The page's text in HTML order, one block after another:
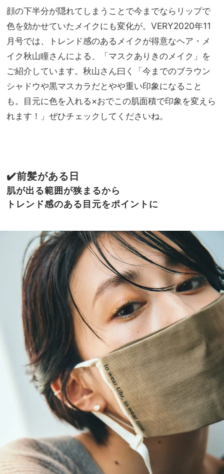
【極
上の
家族
旅】
ップ
ライ
ー』
で“
ふっ
メイ
顔の下半分が隠れてしまうことで今までならリップで
色を効かせていたメイクにも変化が。VERY2020年11
月号では、トレンド感のあるメイクが得意なヘア・メ
イク秋山瞳さんによる、「マスクありきのメイク」を
ご紹介しています。秋山さん曰く「今までのブラウン
シャドウや黒マスカラだとやや重い印象になること
も。目元に色を入れる×おでこの肌面積で印象を変えら
れます！」ぜひチェックしてくださいね。
✔️前髪がある日
肌が出る範囲が狭まるから
トレンド感のある目元をポイントに